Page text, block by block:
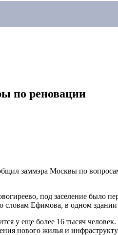
по реновации
заммэра Москвы по
под заселение было
словам Ефимова, в одном здании
у еще более 16 тысяч
нового жилья и